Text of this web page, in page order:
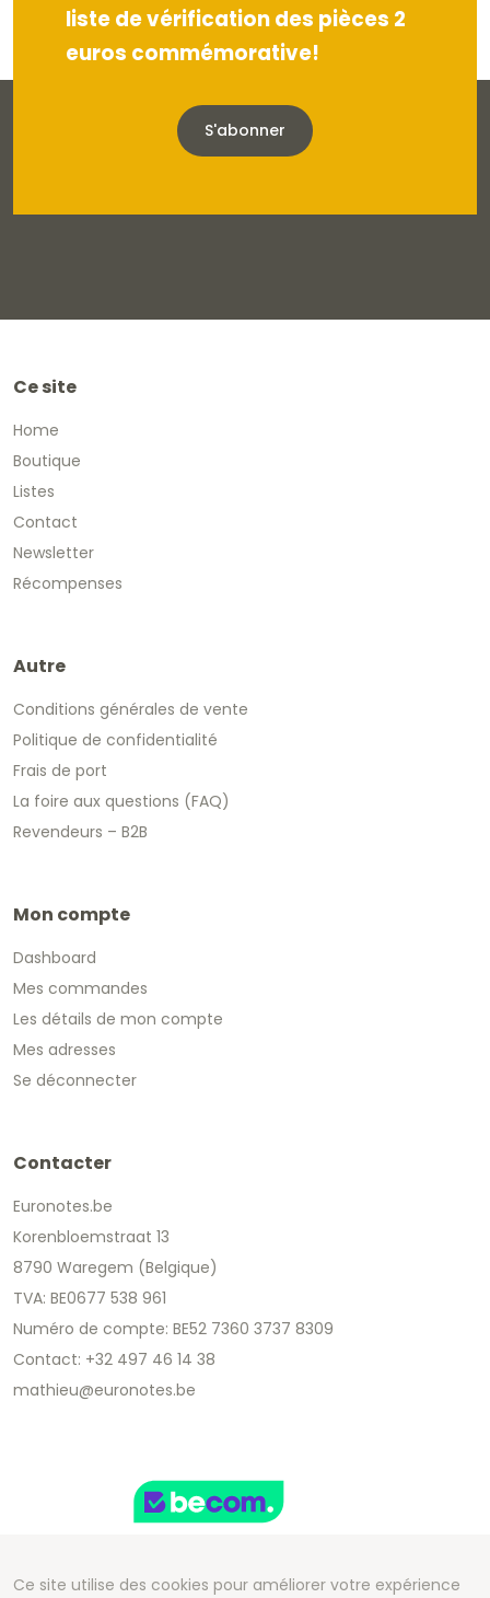
liste de vérification des pièces 2
euros commémorative!
S'abonner
Ce site
Home
Boutique
Listes
Contact
Newsletter
Récompenses
Autre
Conditions générales de vente
Politique de confidentialité
Frais de port
La foire aux questions (FAQ)
Revendeurs – B2B
Mon compte
Dashboard
Mes commandes
Les détails de mon compte
Mes adresses
Se déconnecter
Contacter
Euronotes.be
Korenbloemstraat 13
8790 Waregem (Belgique)
TVA: BE0677 538 961
Numéro de compte: BE52 7360 3737 8309
Contact: +32 497 46 14 38
mathieu@euronotes.be
Ce site utilise des cookies pour améliorer votre expérience